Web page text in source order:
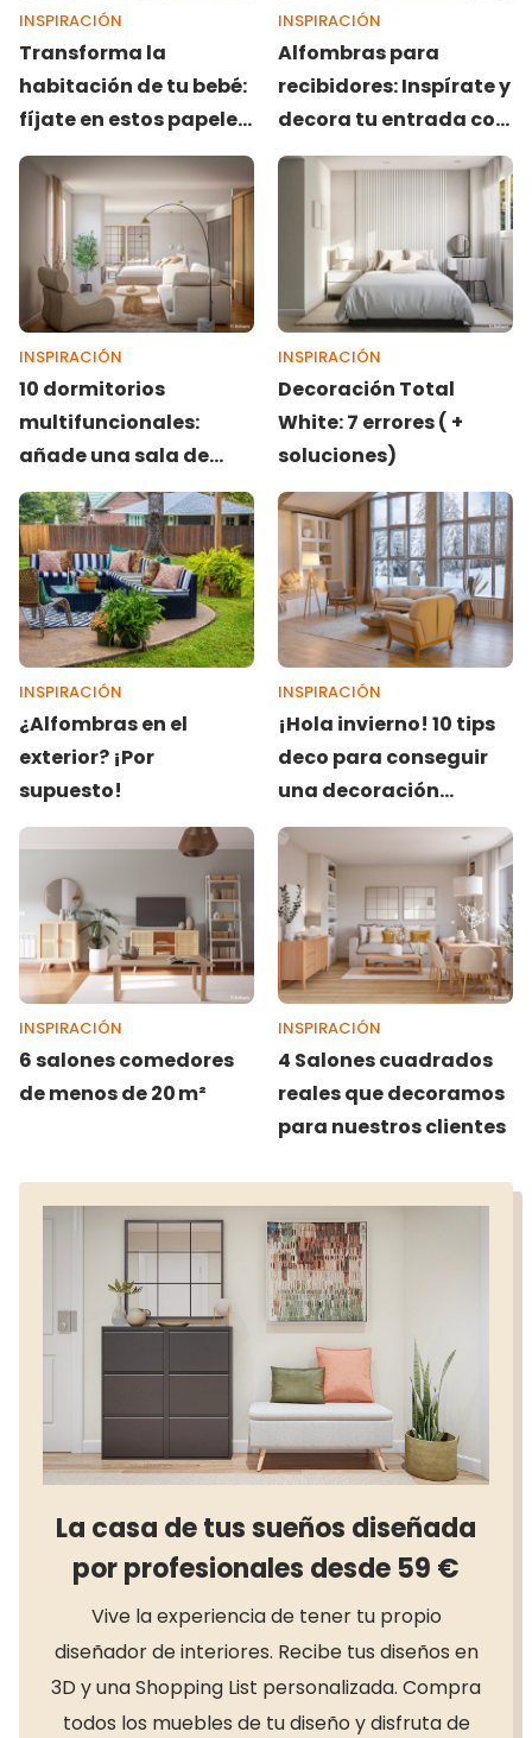
INSPIRACIÓN
Transforma la
habitación de tu bebé:
fíjate en estos papeles
pintados de ensueño
INSPIRACIÓN
Alfombras para
recibidores: Inspírate y
decora tu entrada con
estilo
INSPIRACIÓN
10 dormitorios
multifuncionales:
añade una sala de
estar, un baño o un
vestidor
INSPIRACIÓN
Decoración Total
White: 7 errores ( +
soluciones)
INSPIRACIÓN
¿Alfombras en el
exterior? ¡Por
supuesto!
INSPIRACIÓN
¡Hola invierno! 10 tips
deco para conseguir
una decoración
invernal perfecta
INSPIRACIÓN
6 salones comedores
de menos de 20 m²
INSPIRACIÓN
4 Salones cuadrados
reales que decoramos
para nuestros clientes
La casa de tus sueños diseñada
por profesionales desde 59 €
Vive la experiencia de tener tu propio
diseñador de interiores. Recibe tus diseños en
3D y una Shopping List personalizada. Compra
todos los muebles de tu diseño y disfruta de